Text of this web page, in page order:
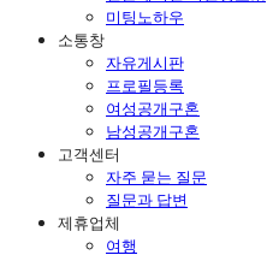
미팅노하우
소통창
자유게시판
프로필등록
여성공개구혼
남성공개구혼
고객센터
자주 묻는 질문
질문과 답변
제휴업체
여행